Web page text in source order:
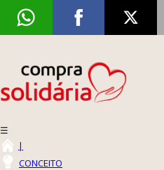
☰
|
CONCEITO